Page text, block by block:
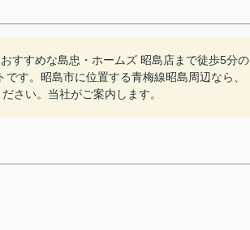
すすめな島忠・ホームズ 昭島店まで徒歩5分の
す。昭島市に位置する青梅線昭島周辺なら、
さい。当社がご案内します。